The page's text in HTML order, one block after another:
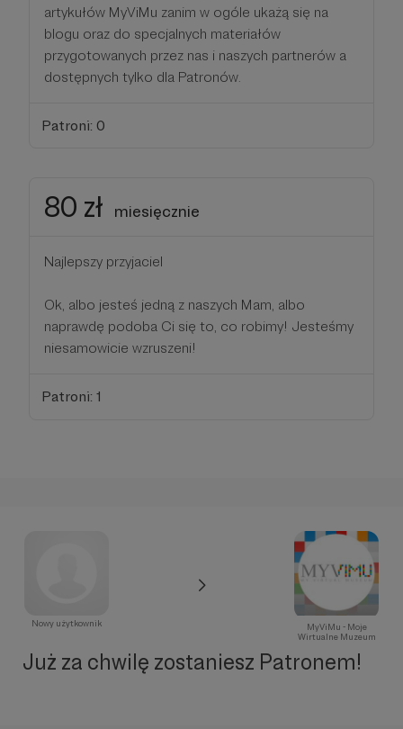
artykułów MyViMu zanim w ogóle ukażą się na
blogu oraz do specjalnych materiałów
przygotowanych przez nas i naszych partnerów a
dostępnych tylko dla Patronów.
Patroni: 0
80 zł miesięcznie
Najlepszy przyjaciel
Ok, albo jesteś jedną z naszych Mam, albo
naprawdę podoba Ci się to, co robimy! Jesteśmy
niesamowicie wzruszeni!
Patroni: 1
Nowy użytkownik
MyViMu - Moje
Wirtualne Muzeum
Już za chwilę zostaniesz Patronem!